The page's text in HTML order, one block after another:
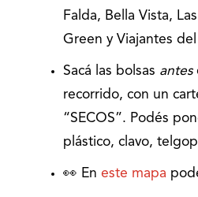
Falda, Bella Vista,
Green y Viajantes del
Sacá las bolsas antes
recorrido, con un
“SECOS”. Podés
plástico, clavo,
👀 En este mapa